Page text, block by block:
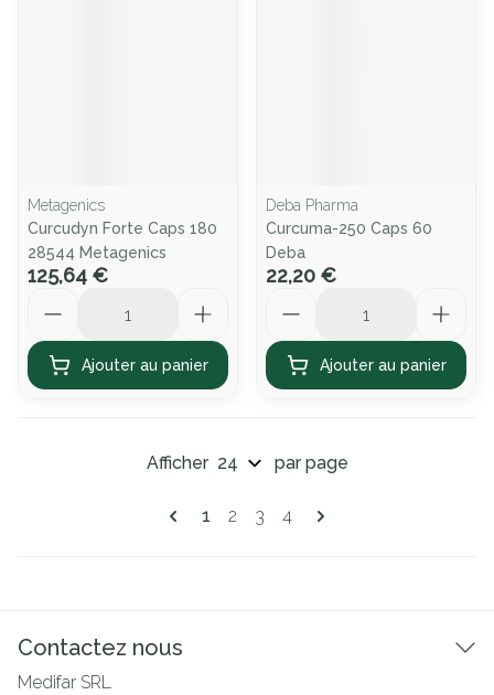
Metagenics
Curcudyn Forte Caps 180
28544 Metagenics
125,64 €
Ajouter au panier
Deba Pharma
Curcuma-250 Caps 60
Deba
22,20 €
Ajouter au panier
Pages
Vous lisez actuellement la page
1 Page
2 Page
3 Page
4
Afficher par page
Contactez nous
Medifar SRL